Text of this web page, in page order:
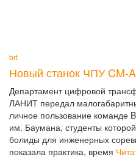
brt
Новый станок ЧПУ CM-
Департамент цифровой
ЛАНИТ передал
личное пользование команде
им. Баумана, студенты
болиды для инженерных
показала практика, время